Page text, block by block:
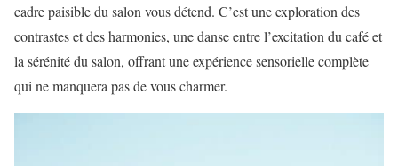
cadre paisible du salon vous détend. C’est une exploration des
contrastes et des harmonies, une danse entre l’excitation du café et
la sérénité du salon, offrant une expérience sensorielle complète
qui ne manquera pas de vous charmer.